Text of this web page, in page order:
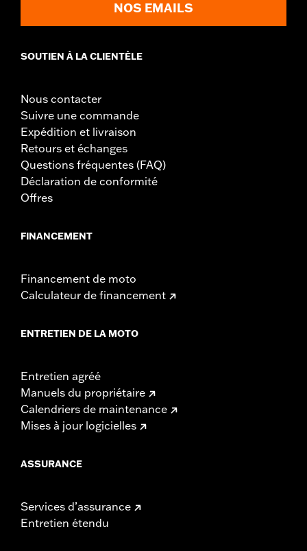
NOS EMAILS
SOUTIEN À LA CLIENTÈLE
Nous contacter
Suivre une commande
Expédition et livraison
Retours et échanges
Questions fréquentes (FAQ)
Déclaration de conformité
Offres
FINANCEMENT
Financement de moto
Calculateur de financement
ENTRETIEN DE LA MOTO
Entretien agréé
Manuels du propriétaire
Calendriers de maintenance
Mises à jour logicielles
ASSURANCE
Services d’assurance
Entretien étendu